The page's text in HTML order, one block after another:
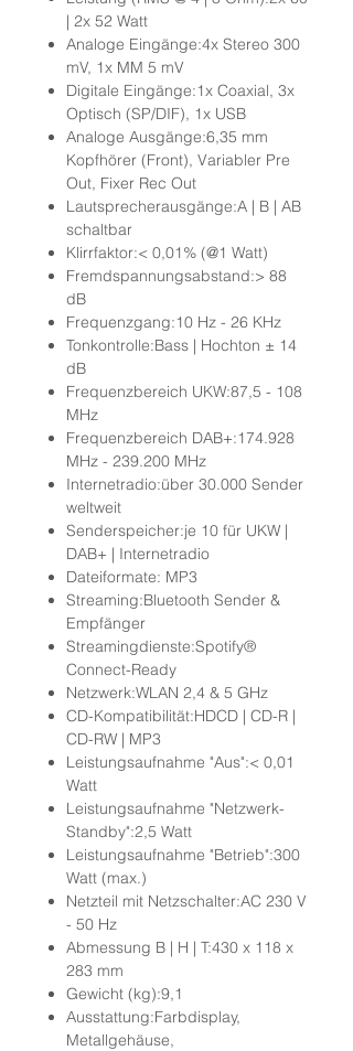
| 2x 52 Watt
Analoge Eingänge:4x Stereo 300
mV, 1x MM 5 mV
Digitale Eingänge:1x Coaxial, 3x
Optisch (SP/DIF), 1x USB
Analoge Ausgänge:6,35 mm
Kopfhörer (Front), Variabler Pre
Out, Fixer Rec Out
Lautsprecherausgänge:A | B | AB
schaltbar
Klirrfaktor:< 0,01% (@1 Watt)
Fremdspannungsabstand:> 88
dB
Frequenzgang:10 Hz - 26 KHz
Tonkontrolle:Bass | Hochton ± 14
dB
Frequenzbereich UKW:87,5 - 108
MHz
Frequenzbereich DAB+:174.928
MHz - 239.200 MHz
Internetradio:über 30.000 Sender
weltweit
Senderspeicher:je 10 für UKW |
DAB+ | Internetradio
Dateiformate: MP3
Streaming:Bluetooth Sender &
Empfänger
Streamingdienste:Spotify®
Connect-Ready
Netzwerk:WLAN 2,4 & 5 GHz
CD-Kompatibilität:HDCD | CD-R |
CD-RW | MP3
Leistungsaufnahme "Aus":< 0,01
Watt
Leistungsaufnahme "Netzwerk-
Standby":2,5 Watt
Leistungsaufnahme "Betrieb":300
Watt (max.)
Netzteil mit Netzschalter:AC 230 V
- 50 Hz
Abmessung B | H | T:430 x 118 x
283 mm
Gewicht (kg):9,1
Ausstattung:Farbdisplay,
Metallgehäuse,